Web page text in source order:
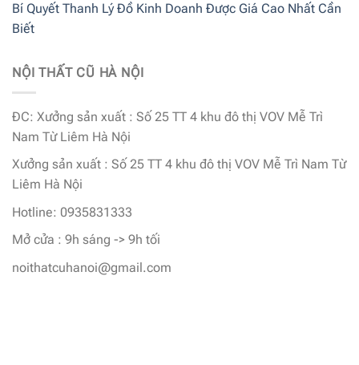
Bí Quyết Thanh Lý Đồ Kinh Doanh Được Giá Cao Nhất Cần
Biết
NỘI THẤT CŨ HÀ NỘI
ĐC: Xưởng sản xuất : Số 25 TT 4 khu đô thị VOV Mễ Trì
Nam Từ Liêm Hà Nội
Xưởng sản xuất : Số 25 TT 4 khu đô thị VOV Mễ Trì Nam Từ
Liêm Hà Nội
Hotline: 0935831333
Mở cửa : 9h sáng -> 9h tối
noithatcuhanoi@gmail.com